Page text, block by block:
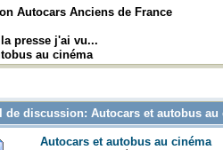
Autocars Anciens de France
presse j'ai vu...
au cinéma
de discussion: Autocars et autobus
Autocars et autobus au cinéma